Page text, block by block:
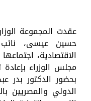
عقدت المجموعة
حسين عيسى،
الاقتصادية،
مجلس الوزراء
بحضور الدكتور بدر
الدولي والمصريين